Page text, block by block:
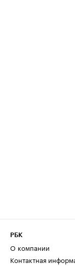
РБК
О компании
Контактная